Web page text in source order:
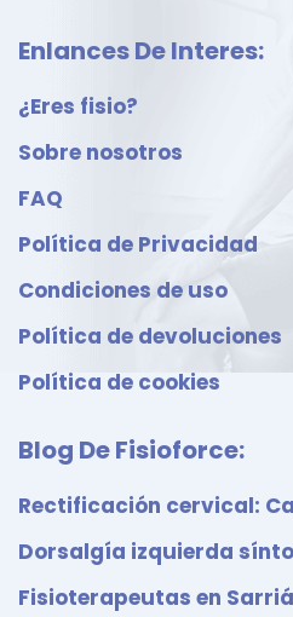
Enlances De Interes:
¿Eres fisio?
Sobre nosotros
FAQ
Política de Privacidad
Condiciones de uso
Política de devoluciones
Política de cookies
Blog De Fisioforce:
Rectificación cervical:
Dorsalgía izquierda
Fisioterapeutas en Sarriá